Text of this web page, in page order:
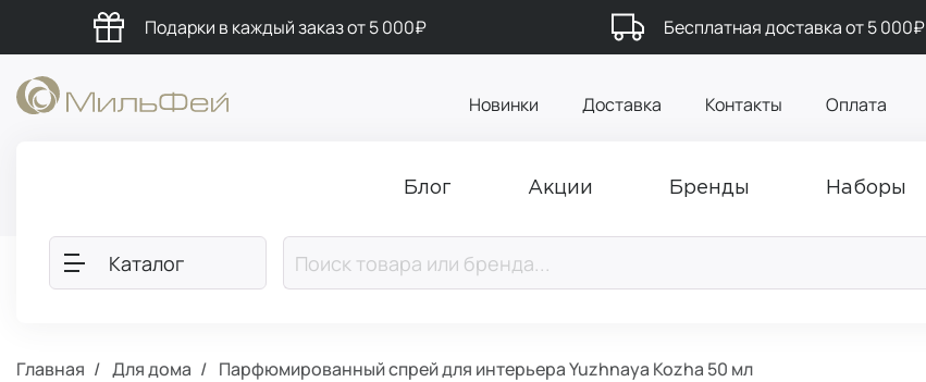
Подарки в каждый заказ от 5 000₽ Бесплатная доставка от 5 000₽
Новинки Доставка Контакты Оплата
Блог Акции Бренды Наборы
Каталог
Главная Для дома Парфюмированный спрей для интерьера Yuzhnaya Kozha 50 мл